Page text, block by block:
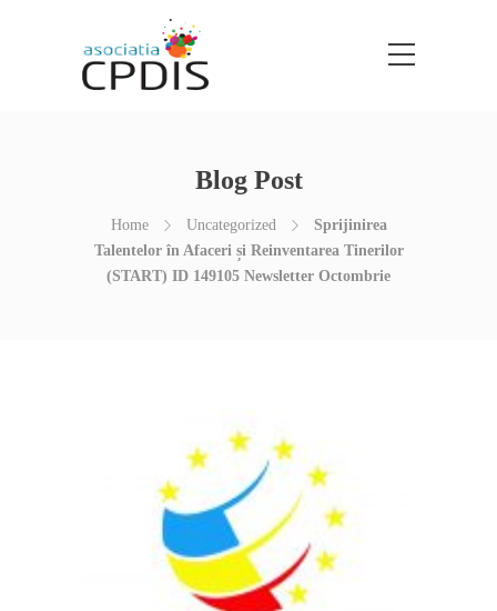
Blog Post
Home Uncategorized
Sprijinirea
Talentelor în Afaceri și Reinventarea Tinerilor
(START) ID 149105 Newsletter Octombrie